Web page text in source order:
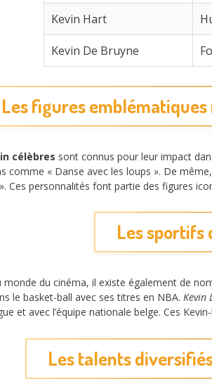
Kevin Hart
Kevin De Bruyne
Les figures
célèbres sont connus pour leur impact
comme « Danse avec les loups ». De même,
Ces personnalités font partie des figures
Les sportifs
monde du cinéma, il existe également de
le basket-ball avec ses titres en NBA. Kevin
et avec l’équipe nationale belge. Ces
Les talents